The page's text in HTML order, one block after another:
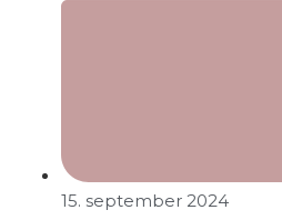
15. september 2024